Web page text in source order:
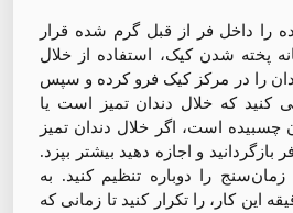
را داخل فر از قبل گرم شده قرار
پخته شدن کیک، استفاده از خلال
را در مرکز کیک فرو کرده و سپس
کنید که خلال دندان تمیز است یا
است، اگر خلال دندان تمیز
و اجازه دهید بیشتر بپزد.
را دوباره تنظیم کنید. به
زمانی 3 الی 4 دقیقه این کار، را تکرار کنید تا زمانی که